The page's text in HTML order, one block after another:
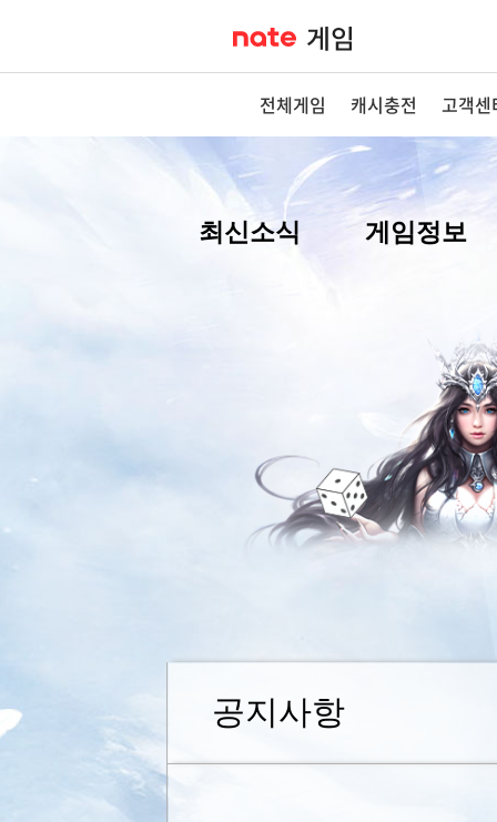
전체게임 캐시충전 고객센
최신소식 게임정보
공지사항